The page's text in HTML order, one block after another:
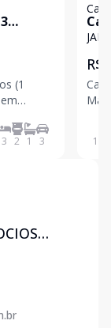
(1
3 2 1 3
R$
159